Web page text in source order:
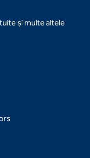
și multe altele